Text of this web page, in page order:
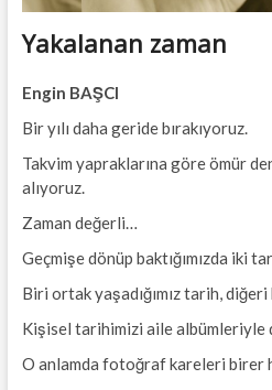
Yakalanan zaman
Engin BAŞCI
Bir yılı daha geride bırakıyoruz.
Takvim yapraklarına göre ömür
alıyoruz.
Zaman değerli…
Geçmişe dönüp baktığımızda iki
Biri ortak yaşadığımız tarih,
Kişisel tarihimizi aile albümleriyle
O anlamda fotoğraf kareleri birer